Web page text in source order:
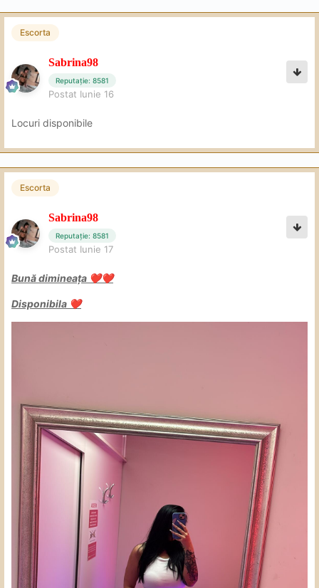
Escorta
Sabrina98
Reputație: 8581
Postat Iunie 16
Locuri disponibile
Escorta
Sabrina98
Reputație: 8581
Postat Iunie 17
Bună dimineața ❤️❤️
Disponibila ❤️